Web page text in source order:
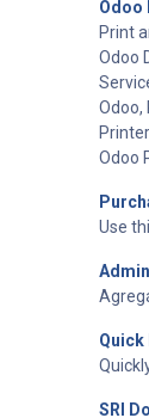
Odoo
Print
Odoo
Odoo,
Odoo
Use
SRI